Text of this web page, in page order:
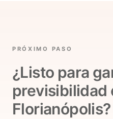
PRÓXIMO PASO
¿Listo para
previsibilidad
Florianópolis?